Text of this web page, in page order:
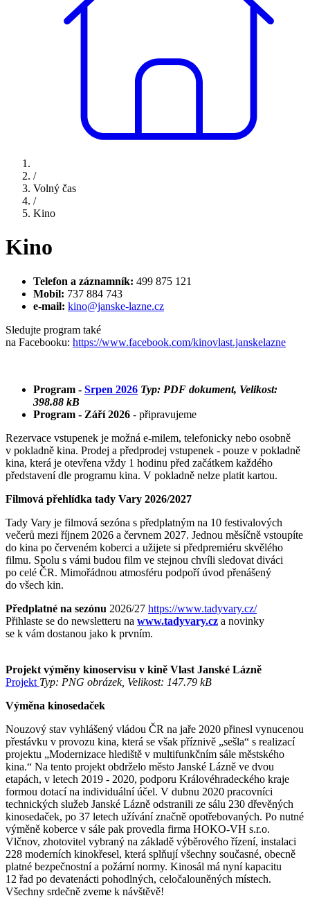
/
Volný čas
/
Kino
Kino
Telefon a záznamník: 499 875 121
Mobil: 737 884 743
e-mail: kino@janske-lazne.cz
Sledujte program také
na Facebooku: https://www.facebook.com/kinovlast.janskelazne
Program - Srpen 2026 Typ: PDF dokument, Velikost:
398.88 kB
Program - Září 2026 - připravujeme
Rezervace vstupenek je možná e-milem, telefonicky nebo osobně
v pokladně kina. Prodej a předprodej vstupenek - pouze v pokladně
kina, která je otevřena vždy 1 hodinu před začátkem každého
představení dle programu kina. V pokladně nelze platit kartou.
Filmová přehlídka tady Vary 2026/2027
Tady Vary je filmová sezóna s předplatným na 10 festivalových
večerů mezi říjnem 2026 a červnem 2027. Jednou měsíčně vstoupíte
do kina po červeném koberci a užijete si předpremiéru skvělého
filmu. Spolu s vámi budou film ve stejnou chvíli sledovat diváci
po celé ČR. Mimořádnou atmosféru podpoří úvod přenášený
do všech kin.
Předplatné na sezónu 2026/27 https://www.tadyvary.cz/
Přihlaste se do newsletteru na www.tadyvary.cz a novinky
se k vám dostanou jako k prvním.
Projekt výměny kinoservisu v kině Vlast Janské Lázně
Projekt Typ: PNG obrázek, Velikost: 147.79 kB
Výměna kinosedaček
Nouzový stav vyhlášený vládou ČR na jaře 2020 přinesl vynucenou
přestávku v provozu kina, která se však příznivě „sešla“ s realizací
projektu „Modernizace hlediště v multifunkčním sále městského
kina.“ Na tento projekt obdrželo město Janské Lázně ve dvou
etapách, v letech 2019 - 2020, podporu Královéhradeckého kraje
formou dotací na individuální účel. V dubnu 2020 pracovníci
technických služeb Janské Lázně odstranili ze sálu 230 dřevěných
kinosedaček, po 37 letech užívání značně opotřebovaných. Po nutné
výměně koberce v sále pak provedla firma HOKO-VH s.r.o.
Vlčnov, zhotovitel vybraný na základě výběrového řízení, instalaci
228 moderních kinokřesel, která splňují všechny současné, obecně
platné bezpečnostní a požární normy. Kinosál má nyní kapacitu
12 řad po devatenácti pohodlných, celočalouněných místech.
Všechny srdečně zveme k návštěvě!